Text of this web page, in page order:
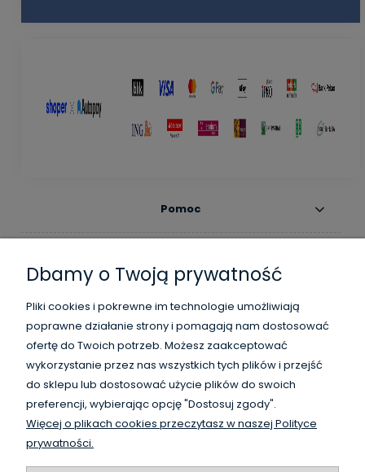
Pomoc
Informacje
O nas
WysokiSklad.pl jest własnością firmy Vanguard Poland
Dbamy o Twoją prywatność
Pliki cookies i pokrewne im technologie umożliwiają
poprawne działanie strony i pomagają nam dostosować
ofertę do Twoich potrzeb. Możesz zaakceptować
wykorzystanie przez nas wszystkich tych plików i przejść
do sklepu lub dostosować użycie plików do swoich
preferencji, wybierając opcję "Dostosuj zgody".
Więcej o plikach cookies przeczytasz w naszej Polityce
prywatności.